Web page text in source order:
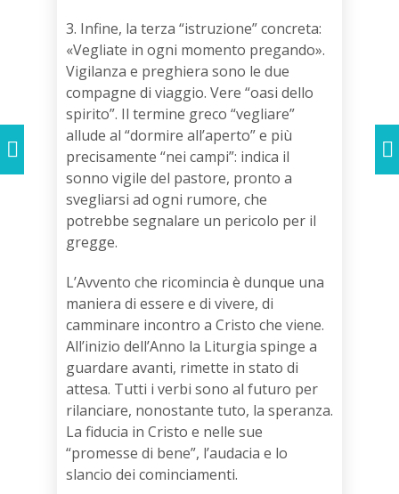
3. Infine, la terza “istruzione” concreta:
«Vegliate in ogni momento pregando».
Vigilanza e preghiera sono le due
compagne di viaggio. Vere “oasi dello
spirito”. Il termine greco “vegliare”
allude al “dormire all’aperto” e più
precisamente “nei campi”: indica il
sonno vigile del pastore, pronto a
svegliarsi ad ogni rumore, che
potrebbe segnalare un pericolo per il
gregge.
L’Avvento che ricomincia è dunque una
maniera di essere e di vivere, di
camminare incontro a Cristo che viene.
All’inizio dell’Anno la Liturgia spinge a
guardare avanti, rimette in stato di
attesa. Tutti i verbi sono al futuro per
rilanciare, nonostante tuto, la speranza.
La fiducia in Cristo e nelle sue
“promesse di bene”, l’audacia e lo
slancio dei cominciamenti.